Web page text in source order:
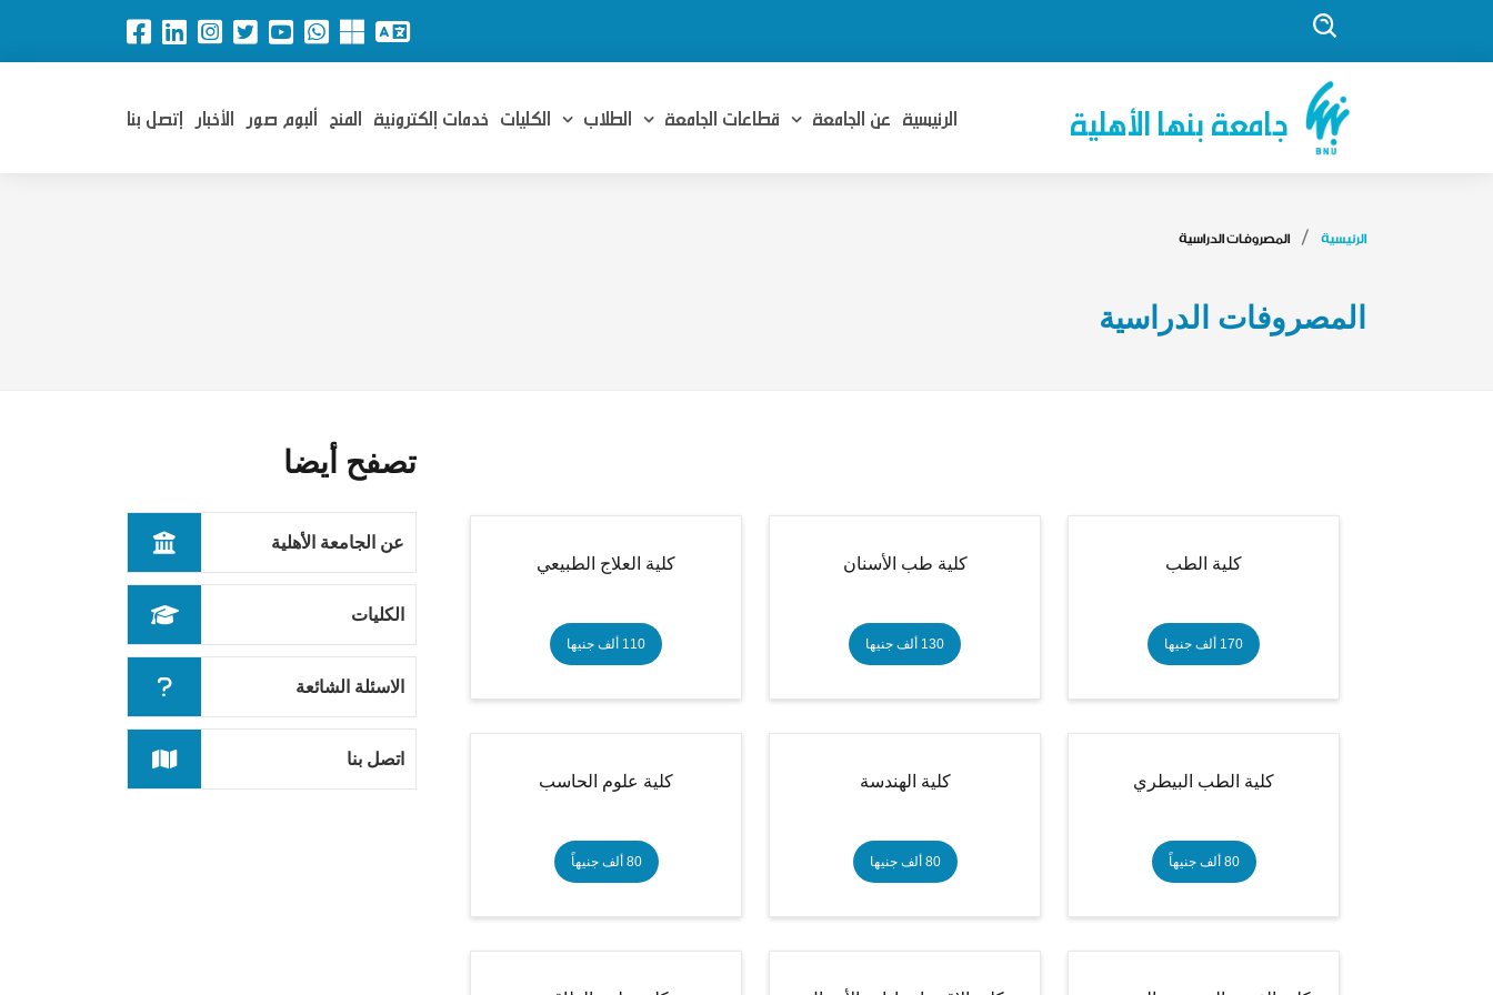
جامعة بنها الأهلية الرئيسية عن الجامعة قطاعات الجامعة الطلاب الكليات خدمات إلكترونية المنح ألبوم صور الأخبار إتصل بنا
الرئيسية المصروفات الدراسية
المصروفات الدراسية
كلية الطب
170 ألف جنيها
كلية طب الأسنان
130 ألف جنيها
كلية العلاج الطبيعي
110 ألف جنيها
كلية الطب البيطري
80 ألف جنيهاً
كلية الهندسة
80 ألف جنيها
كلية علوم الحاسب
80 ألف جنيهاً
تصفح أيضا
عن الجامعة الأهلية
الكليات
الاسئلة الشائعة
اتصل بنا